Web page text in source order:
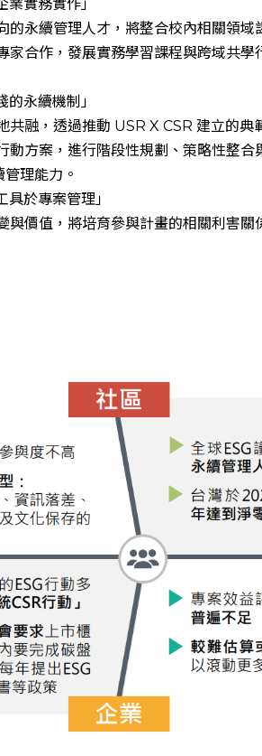
實務實作」
的永續管理人才，將整合校內相關領
家合作，發展實務學習課程與跨域共
永續機制」
共融，透過推動 USR X CSR 建立的
動方案，進行階段性規劃、策略性整
理能力。
於專案管理」
與價值，將培育參與計畫的相關利害